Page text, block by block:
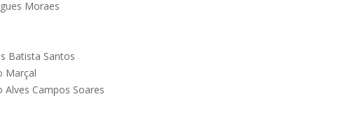
Moraes
Batista Santos
Marçal
Alves Campos Soares